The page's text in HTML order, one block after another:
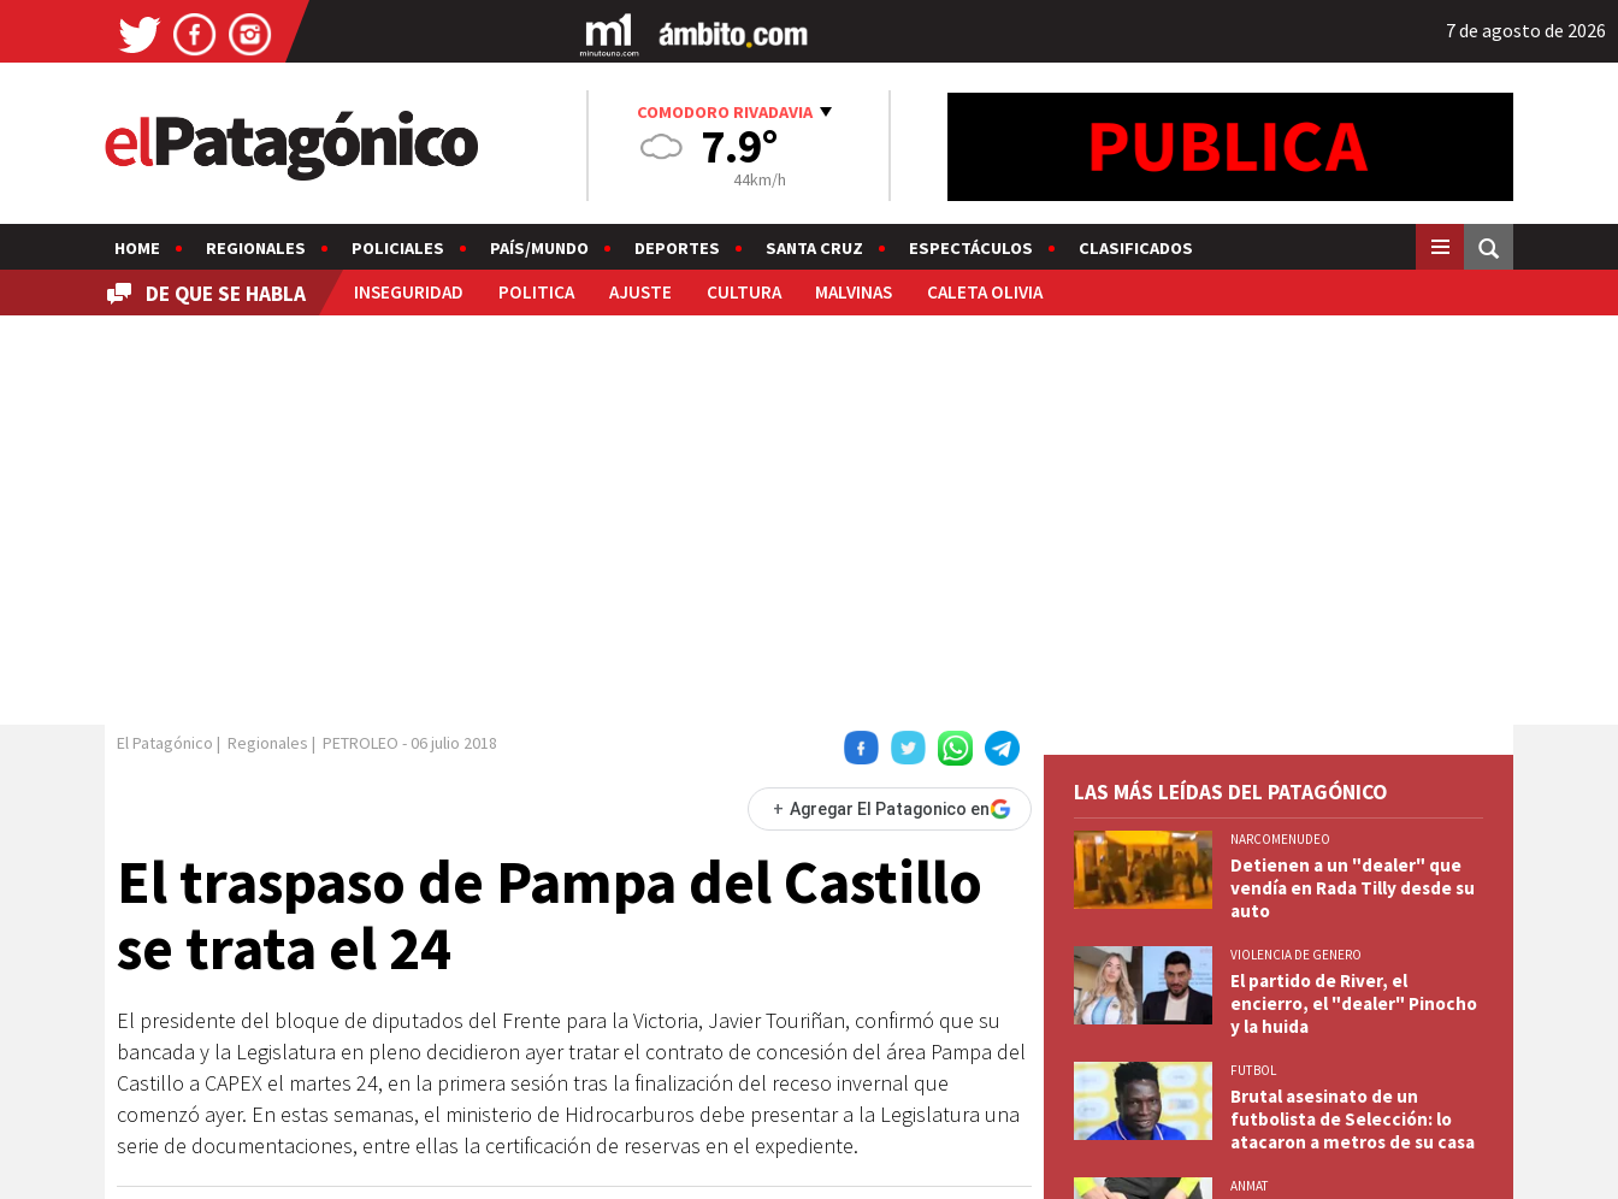
7 de agosto de 2026
COMODORO RIVADAVIA
7.9°
44km/h
HOME REGIONALES POLICIALES PAÍS/MUNDO DEPORTES SANTA CRUZ ESPECTÁCULOS CLASIFICADOS
DE QUE SE HABLA INSEGURIDAD POLITICA AJUSTE CULTURA MALVINAS CALETA OLIVIA
El Patagónico | Regionales | PETROLEO - 06 julio 2018
+ Agregar El Patagonico en
El traspaso de Pampa del Castillo
se trata el 24
El presidente del bloque de diputados del Frente para la Victoria, Javier Touriñan, confirmó que su
bancada y la Legislatura en pleno decidieron ayer tratar el contrato de concesión del área Pampa del
Castillo a CAPEX el martes 24, en la primera sesión tras la finalización del receso invernal que
comenzó ayer. En estas semanas, el ministerio de Hidrocarburos debe presentar a la Legislatura una
serie de documentaciones, entre ellas la certificación de reservas en el expediente.
LAS MÁS LEÍDAS DEL PATAGÓNICO
NARCOMENUDEO
Detienen a un "dealer" que
vendía en Rada Tilly desde su
auto
VIOLENCIA DE GENERO
El partido de River, el
encierro, el "dealer" Pinocho
y la huida
FUTBOL
Brutal asesinato de un
futbolista de Selección: lo
atacaron a metros de su casa
ANMAT